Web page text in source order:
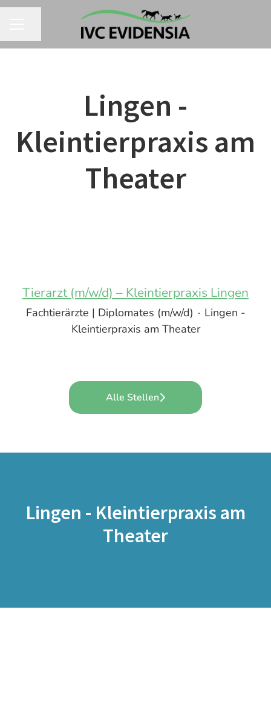
Lingen -
Kleintierpraxis am
Theater
Tierarzt (m/w/d) – Kleintierpraxis Lingen
Fachtierärzte | Diplomates (m/w/d) · Lingen -
Kleintierpraxis am Theater
Alle Stellen
Lingen - Kleintierpraxis am
Theater